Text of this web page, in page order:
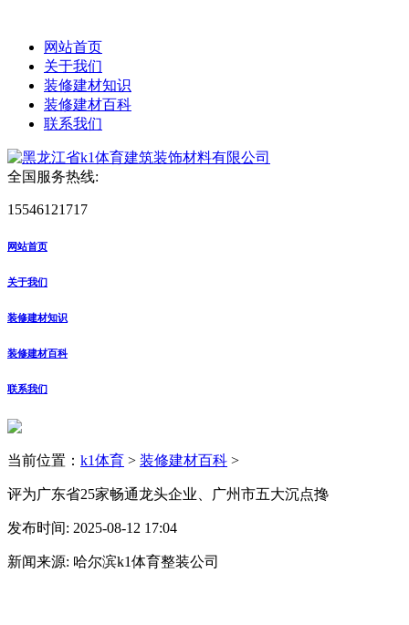
网站首页
关于我们
装修建材知识
装修建材百科
联系我们
全国服务热线:
15546121717
网站首页
关于我们
装修建材知识
装修建材百科
联系我们
当前位置： k1体育 > 装修建材百科 >
评为广东省25家畅通龙头企业、广州市五大沉点搀
发布时间: 2025-08-12 17:04
新闻来源: 哈尔滨k1体育整装公司